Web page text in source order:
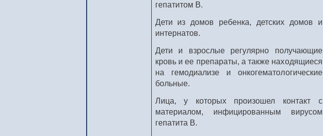
гепатитом В.
Дети из домов ребенка, детских домов и
интернатов.
Дети и взрослые регулярно получающие
кровь и ее препараты, а также находящиеся
на гемодиализе и онкогематологические
больные.
Лица, у которых произошел контакт с
материалом, инфицированным вирусом
гепатита В.